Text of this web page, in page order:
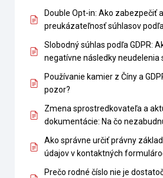
Double Opt-in: Ako zabezpečiť
preukázateľnosť súhlasov podľa
Slobodný súhlas podľa GDPR:
negatívne následky neudelenia
Používanie kamier z Číny a
pozor?
Zmena sprostredkovateľa a
dokumentácie: Na čo
Ako správne určiť právny
údajov v kontaktných
Prečo rodné číslo nie je